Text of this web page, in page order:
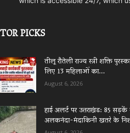
PICKS
तीलू रौतेली राज्य स्त्री शक्ति
लिए 13 महिलाओं का...
August 6, 2026
हाई अलर्ट पर उत्तराखंड: 85
अलकनंदा-मंदाकिनी खतरे के